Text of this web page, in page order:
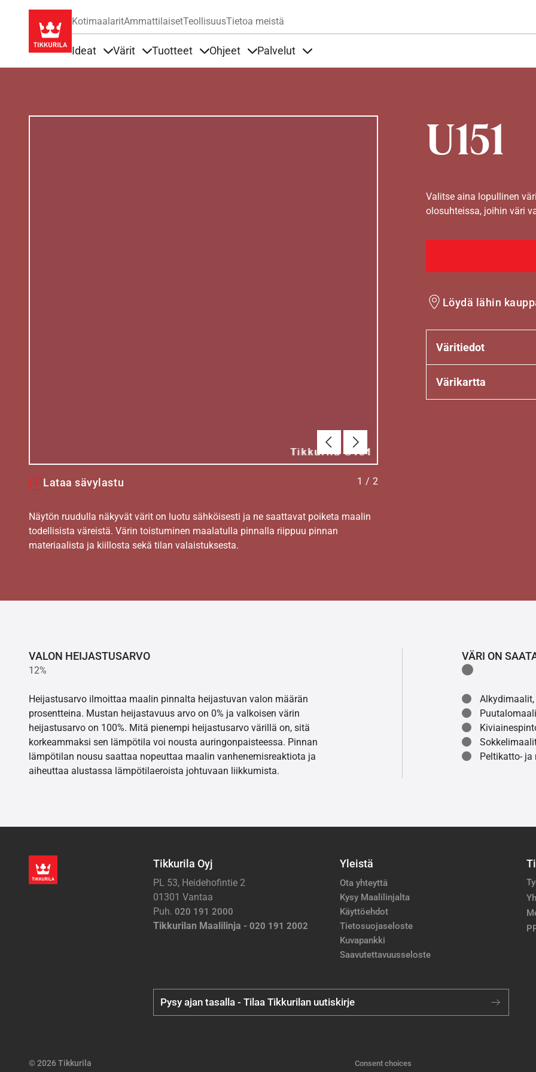
KotimaalaritAmmattilaisetTeollisuusTietoa meistä
Ideat Värit Tuotteet Ohjeet Palvelut
U151
EdellinenSeuraava
Lataa sävylastu 1 / 2
Näytön ruudulla näkyvät värit on luotu sähköisesti ja ne saattavat poiketa maalin
todellisista väreistä. Värin toistuminen maalatulla pinnalla riippuu pinnan
materiaalista ja kiillosta sekä tilan valaistuksesta.
Valitse aina lopullinen
olosuhteissa, joihin väri
Löydä lähin
Väritiedot
Värikartta
VALON HEIJASTUSARVO
12%
Heijastusarvo ilmoittaa maalin pinnalta heijastuvan valon määrän
prosentteina. Mustan heijastavuus arvo on 0% ja valkoisen värin
heijastusarvo on 100%. Mitä pienempi heijastusarvo värillä on, sitä
korkeammaksi sen lämpötila voi nousta auringonpaisteessa. Pinnan
lämpötilan nousu saattaa nopeuttaa maalin vanhenemisreaktiota ja
aiheuttaa alustassa lämpötilaeroista johtuvaan liikkumista.
VÄRI ON
Peltikatto-
Tikkurila Oyj
PL 53, Heidehofintie 2
01301 Vantaa
Puh. 020 191 2000
Tikkurilan Maalilinja - 020 191 2002
Yleistä
Ota yhteyttä
Kysy Maalilinjalta
Käyttöehdot
Tietosuojaseloste
Kuvapankki
Saavutettavuusseloste
Pysy ajan tasalla - Tilaa Tikkurilan uutiskirje
© 2026 Tikkurila Consent choices